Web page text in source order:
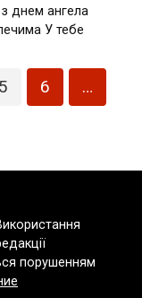
з днем ангела
У тебе
5 6
…
порушенням